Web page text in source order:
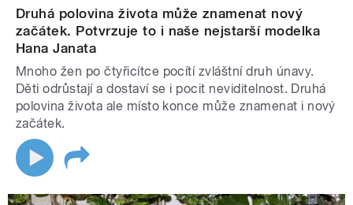
Druhá polovina života může znamenat nový
začátek. Potvrzuje to i naše nejstarší modelka
Hana Janata
Mnoho žen po čtyřicítce pocítí zvláštní druh únavy.
Děti odrůstají a dostaví se i pocit neviditelnost. Druhá
polovina života ale místo konce může znamenat i nový
začátek.